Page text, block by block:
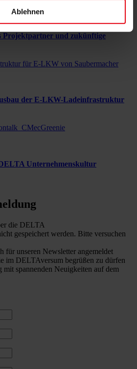
Ablehnen
Projektpartner und zukünftige
der E-LKW-Ladeinfrastruktur
Unternehmenskultur
die DELTA
gespeichert werden. Bitte versuchen
für unseren Newsletter angemeldet
im DELTAversum begrüßen zu dürfen
mit spannenden Neuigkeiten auf dem